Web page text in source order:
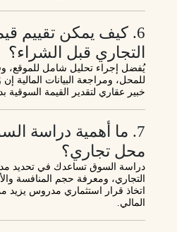
6. كيف يمكن تقييم
التجاري قبل الشراء؟
يُفضل إجراء تحليل شامل للموقع،
للمحل، ومراجعة البيانات المالية
خبير عقاري لتقدير القيمة السوقية
7. ما أهمية دراسة
محل تجاري؟
دراسة السوق تساعدك في تحديد
التجاري، ومعرفة حجم المنافسة
اتخاذ قرار استثماري مدروس يزيد
المالي.